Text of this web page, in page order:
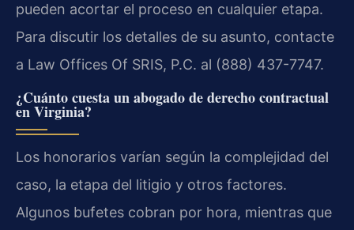
pueden acortar el proceso en cualquier etapa.
Para discutir los detalles de su asunto, contacte
a Law Offices Of SRIS, P.C. al (888) 437-7747.
¿Cuánto cuesta un abogado de derecho contractual
en Virginia?
Los honorarios varían según la complejidad del
caso, la etapa del litigio y otros factores.
Algunos bufetes cobran por hora, mientras que